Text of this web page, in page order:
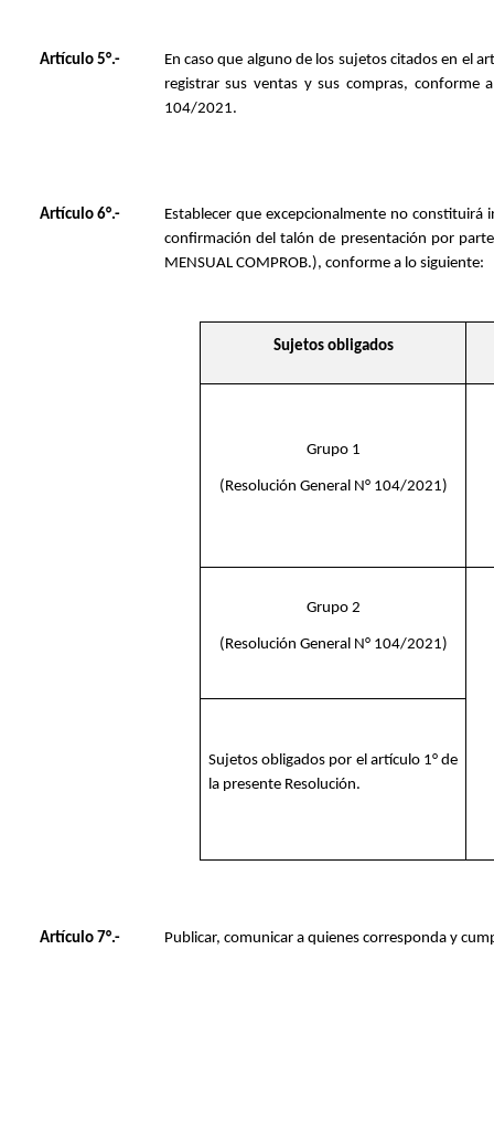
Artículo 5°.-
En caso que alguno de los sujetos citados en el
registrar sus ventas y sus compras, conforme
104/2021.
Artículo 6°.-
Establecer que excepcionalmente no
confirmación del talón de presentación por
MENSUAL COMPROB.), conforme a lo siguiente:
Sujetos obligados
Grupo 1
(Resolución General N° 104/2021)
Grupo 2
(Resolución General N° 104/2021)
Sujetos obligados por el artículo 1° de
la presente Resolución.
Artículo 7°.- Publicar, comunicar a quienes corresponda y